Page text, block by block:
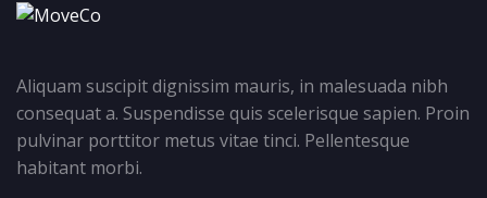
Aliquam suscipit dignissim mauris, in malesuada nibh
consequat a. Suspendisse quis scelerisque sapien. Proin
pulvinar porttitor metus vitae tinci. Pellentesque
habitant morbi.